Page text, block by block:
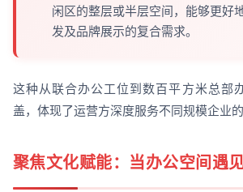
闲区的整层或半层空间，能够更好
发及品牌展示的复合需求。
这种从联合办公工位到数百平方米总部
盖，体现了运营方深度服务不同规模企业的
聚焦文化赋能：当办公空间遇